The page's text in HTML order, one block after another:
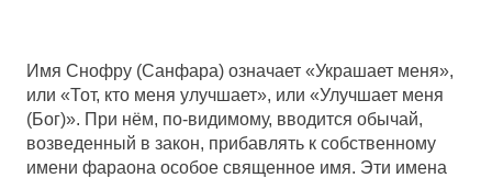
Имя Снофру (Санфара) означает «Украшает меня»,
или «Тот, кто меня улучшает», или «Улучшает меня
(Бог)». При нём, по-видимому, вводится обычай,
возведенный в закон, прибавлять к собственному
имени фараона особое священное имя. Эти имена